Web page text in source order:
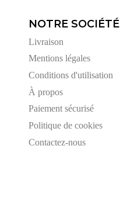
NOTRE SOCIÉTÉ
Livraison
Mentions légales
Conditions d'utilisation
À propos
Paiement sécurisé
Politique de cookies
Contactez-nous